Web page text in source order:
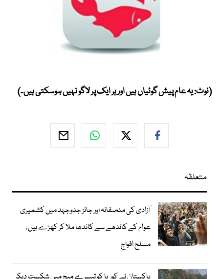
(نوٹ: یہ عام پیش گوئیاں ہیں اور ہر ایک پر لاگو نہیں ہوسکتی ہیں۔)
متعلقہ
آزادی کی منصفانہ اور جائز جدوجہد میں کشمیری
عوام کے کاندھے سے کاندھا ملا کر کھڑے ہیں،
مسلح افواج